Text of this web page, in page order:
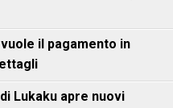
il pagamento in
Lukaku apre nuovi